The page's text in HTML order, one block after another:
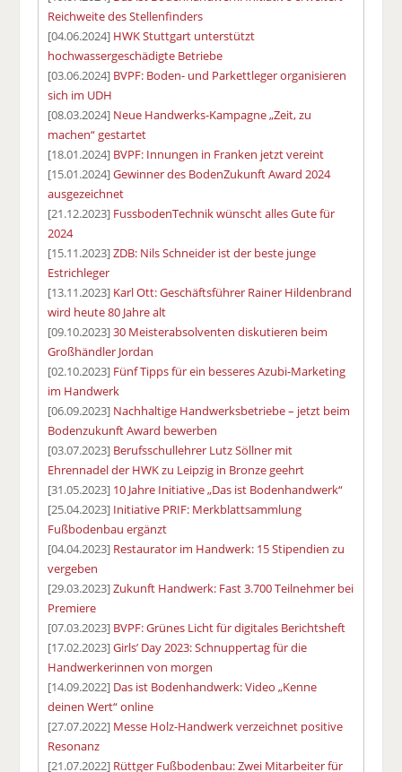
Reichweite des Stellenfinders
[04.06.2024] HWK Stuttgart unterstützt
hochwassergeschädigte Betriebe
[03.06.2024] BVPF: Boden- und Parkettleger organisieren
sich im UDH
[08.03.2024] Neue Handwerks-Kampagne „Zeit, zu
machen“ gestartet
[18.01.2024] BVPF: Innungen in Franken jetzt vereint
[15.01.2024]Gewinner des BodenZukunft Award 2024
ausgezeichnet
[21.12.2023] FussbodenTechnik wünscht alles Gute für
2024
[15.11.2023]ZDB: Nils Schneider ist der beste junge
Estrichleger
[13.11.2023] Karl Ott: Geschäftsführer Rainer Hildenbrand
wird heute 80 Jahre alt
[09.10.2023]30 Meisterabsolventen diskutieren beim
Großhändler Jordan
[02.10.2023] Fünf Tipps für ein besseres Azubi-Marketing
im Handwerk
[06.09.2023] Nachhaltige Handwerksbetriebe – jetzt beim
Bodenzukunft Award bewerben
[03.07.2023] Berufsschullehrer Lutz Söllner mit
Ehrennadel der HWK zu Leipzig in Bronze geehrt
[31.05.2023] 10 Jahre Initiative „Das ist Bodenhandwerk“
[25.04.2023] Initiative PRIF: Merkblattsammlung
Fußbodenbau ergänzt
[04.04.2023] Restaurator im Handwerk: 15 Stipendien zu
vergeben
[29.03.2023]Zukunft Handwerk: Fast 3.700 Teilnehmer bei
Premiere
[07.03.2023] BVPF: Grünes Licht für digitales Berichtsheft
[17.02.2023]Girls’ Day 2023: Schnuppertag für die
Handwerkerinnen von morgen
[14.09.2022] Das ist Bodenhandwerk: Video „Kenne
deinen Wert“ online
[27.07.2022] Messe Holz-Handwerk verzeichnet positive
Resonanz
[21.07.2022] Rüttger Fußbodenbau: Zwei Mitarbeiter für